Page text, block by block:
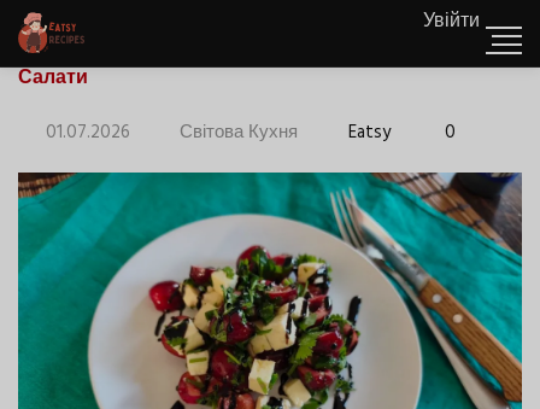
Увійти
Салати
01.07.2026 Світова Кухня Eatsy 0